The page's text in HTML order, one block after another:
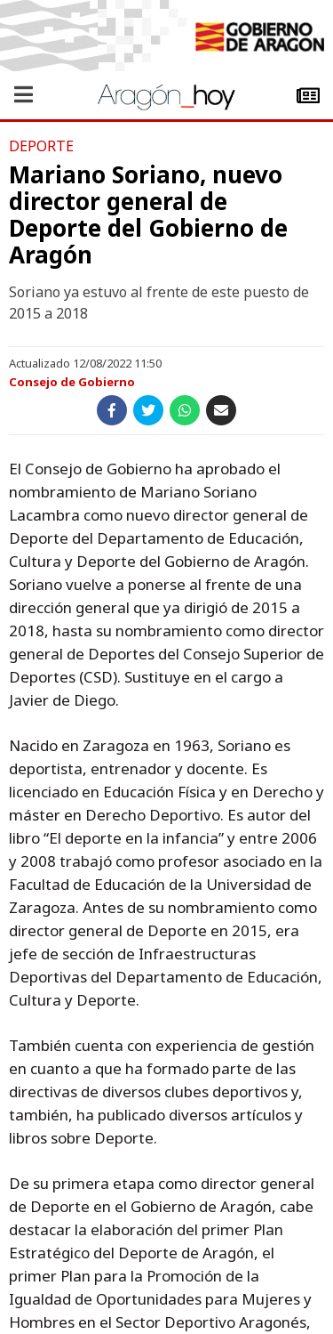
DEPORTE
Mariano Soriano, nuevo
director general de
Deporte del Gobierno de
Aragón
Soriano ya estuvo al frente de este puesto de
2015 a 2018
Actualizado 12/08/2022 11:50
Consejo de Gobierno
El Consejo de Gobierno ha aprobado el
nombramiento de Mariano Soriano
Lacambra como nuevo director general de
Deporte del Departamento de Educación,
Cultura y Deporte del Gobierno de Aragón.
Soriano vuelve a ponerse al frente de una
dirección general que ya dirigió de 2015 a
2018, hasta su nombramiento como director
general de Deportes del Consejo Superior de
Deportes (CSD). Sustituye en el cargo a
Javier de Diego.
Nacido en Zaragoza en 1963, Soriano es
deportista, entrenador y docente. Es
licenciado en Educación Física y en Derecho y
máster en Derecho Deportivo. Es autor del
libro “El deporte en la infancia” y entre 2006
y 2008 trabajó como profesor asociado en la
Facultad de Educación de la Universidad de
Zaragoza. Antes de su nombramiento como
director general de Deporte en 2015, era
jefe de sección de Infraestructuras
Deportivas del Departamento de Educación,
Cultura y Deporte.
También cuenta con experiencia de gestión
en cuanto a que ha formado parte de las
directivas de diversos clubes deportivos y,
también, ha publicado diversos artículos y
libros sobre Deporte.
De su primera etapa como director general
de Deporte en el Gobierno de Aragón, cabe
destacar la elaboración del primer Plan
Estratégico del Deporte de Aragón, el
primer Plan para la Promoción de la
Igualdad de Oportunidades para Mujeres y
Hombres en el Sector Deportivo Aragonés,